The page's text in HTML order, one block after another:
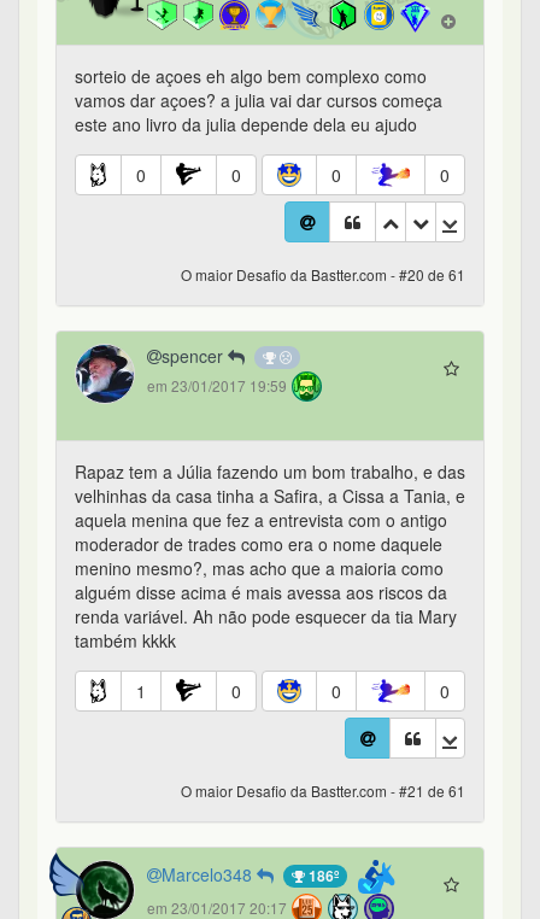
sorteio de açoes eh algo bem complexo como
vamos dar açoes? a julia vai dar cursos começa
este ano livro da julia depende dela eu ajudo
0 0 0 0
O maior Desafio da Bastter.com - #20 de 61
spencer
em 23/01/2017 19:59
Rapaz tem a Júlia fazendo um bom trabalho, e das
velhinhas da casa tinha a Safira, a Cissa a Tania, e
aquela menina que fez a entrevista com o antigo
moderador de trades como era o nome daquele
menino mesmo?, mas acho que a maioria como
alguém disse acima é mais avessa aos riscos da
renda variável. Ah não pode esquecer da tia Mary
também kkkk
1 0 0 0
O maior Desafio da Bastter.com - #21 de 61
Marcelo348 186º
em 23/01/2017 20:17